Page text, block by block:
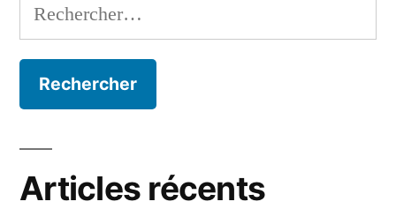
Rechercher :
Articles récents